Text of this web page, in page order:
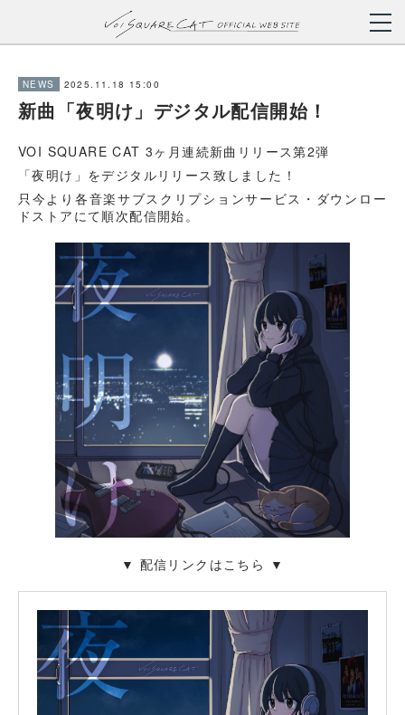
NEWS 2025.11.18 15:00
新曲「夜明け」デジタル配信開始！
VOI SQUARE CAT 3ヶ月連続新曲リリース第2弾
「夜明け」をデジタルリリース致しました！
只今より各音楽サブスクリプションサービス・ダウンロー
ドストアにて順次配信開始。
▼ 配信リンクはこちら ▼